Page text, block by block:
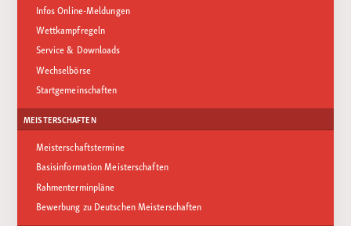
Infos Online-Meldungen
Wettkampfregeln
Service & Downloads
Wechselbörse
Startgemeinschaften
MEISTERSCHAFTEN
Meisterschaftstermine
Basisinformation Meisterschaften
Rahmenterminpläne
Bewerbung zu Deutschen Meisterschaften